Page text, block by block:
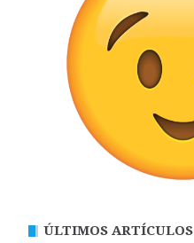
ÚLTIMOS ARTÍCULOS